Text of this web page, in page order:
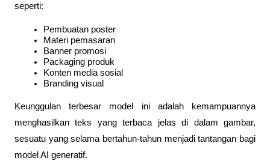
seperti:
Pembuatan poster
Materi pemasaran
Banner promosi
Packaging produk
Konten media sosial
Branding visual
Keunggulan terbesar model ini adalah kemampuannya
menghasilkan teks yang terbaca jelas di dalam gambar,
sesuatu yang selama bertahun-tahun menjadi tantangan bagi
model AI generatif.